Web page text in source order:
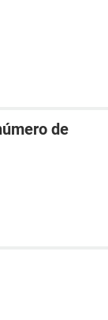
de